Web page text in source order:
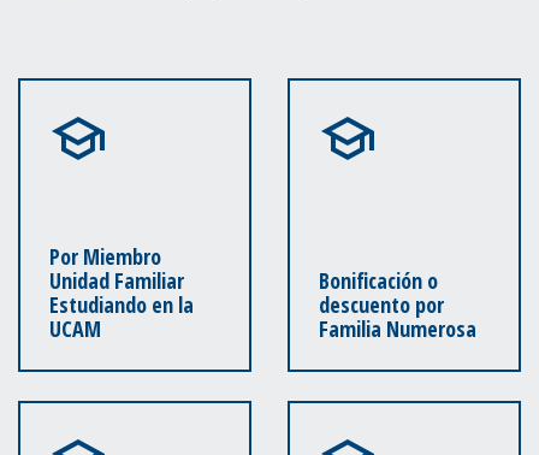
Por Miembro
Unidad Familiar
Estudiando en la
UCAM
Bonificación o
descuento por
Familia Numerosa